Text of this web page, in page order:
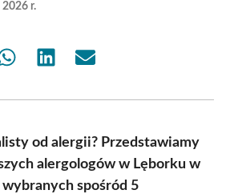
2026 r.
Share Share Share
od alergii? Przedstawiamy
alergologów w Lęborku w
spośród 5